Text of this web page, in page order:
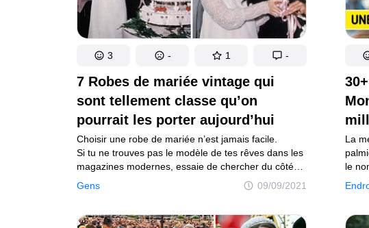
7 Robes de mariée vintage qui
sont tellement classe qu’on
pourrait les porter aujourd’hui
Gens 09/09/2021
Choisir une robe de mariée n’est jamais facile.
Si tu ne trouves pas le modèle de tes rêves dans les
magazines modernes, essaie de chercher du côté
des célébrités vintage. Grace Kelly, Audrey Hepburn,
Priscilla Presley et bien d’autres stars d’antan ont
qu’elles ont continué à inspirer les mariées
3 - 1 -
La
le
ses